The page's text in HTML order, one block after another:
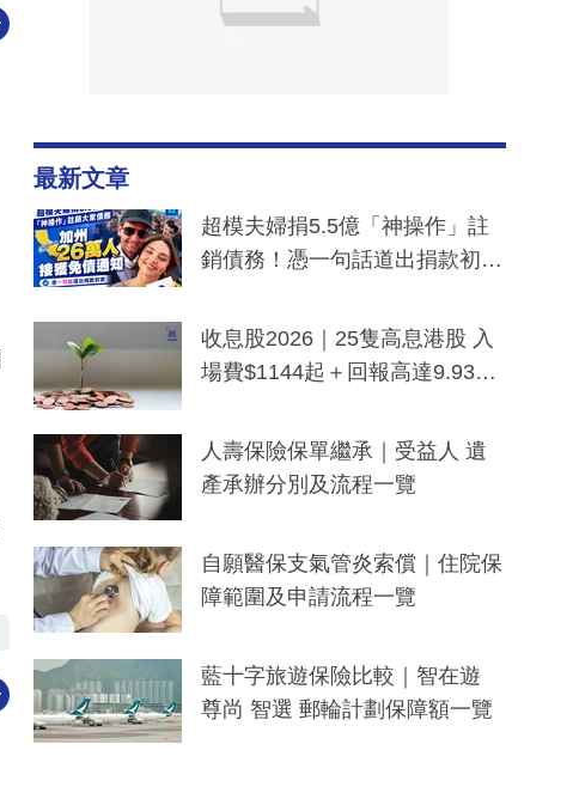
最新文章
超模夫婦捐5.5億「神操作」註
銷債務！憑一句話道出捐款初
一度被誤當詐騙手段
收息股2026｜25隻高息港股 入
場費$1144起＋回報高達9.93
人壽保險保單繼承｜受益人 遺
產承辦分別及流程一覽
自願醫保支氣管炎索償｜住院保
障範圍及申請流程一覽
藍十字旅遊保險比較｜智在遊
尊尚 智選 郵輪計劃保障額一覽